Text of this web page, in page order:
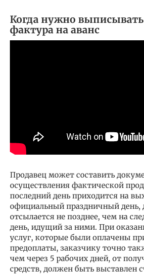
Когда нужно выписывать
фактура на аванс
Продавец может составить
осуществления фактической
последний день приходится на
официальный праздничный день,
отсылается не позднее, чем на
день, идущий за ними. При
услуг, которые были оплачены
предоплаты, заказчику точно
чем через 5 рабочих дней, от
средств, должен быть выставлен